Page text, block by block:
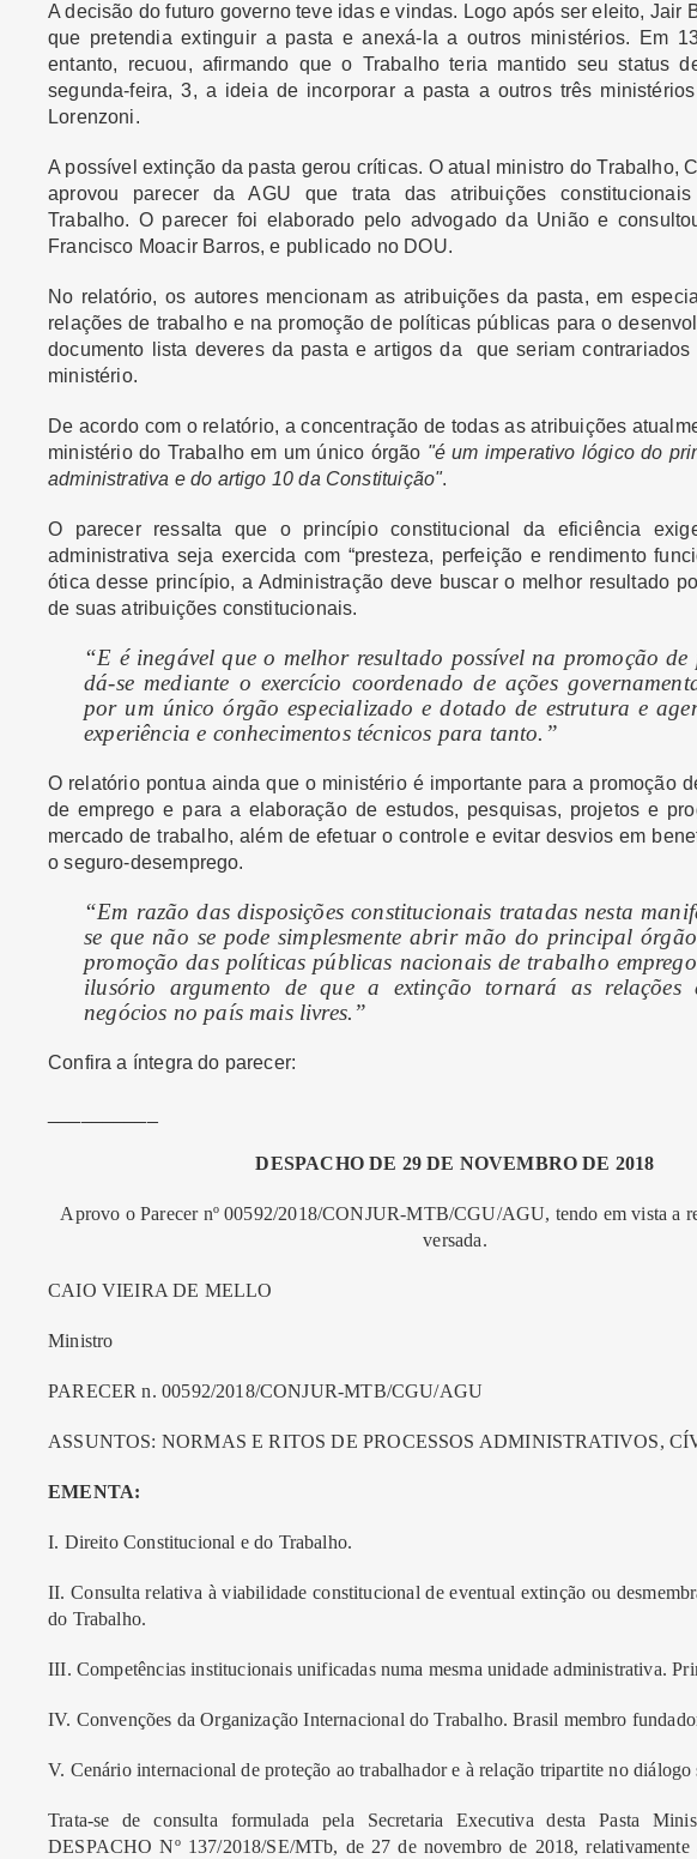
A decisão do futuro governo teve idas e vindas. Logo após ser eleito, Jair
que pretendia extinguir a pasta e anexá-la a outros ministérios. Em
entanto, recuou, afirmando que o Trabalho teria mantido seu status
segunda-feira, 3, a ideia de incorporar a pasta a outros três
Lorenzoni.
A possível extinção da pasta gerou críticas. O atual ministro do Trabalho,
aprovou parecer da AGU que trata das atribuições
Trabalho. O parecer foi elaborado pelo advogado da União e
Francisco Moacir Barros, e publicado no DOU.
No relatório, os autores mencionam as atribuições da pasta, em
relações de trabalho e na promoção de políticas públicas para o
documento lista deveres da pasta e artigos da que seriam
ministério.
De acordo com o relatório, aconcentração de todas as atribuições
ministério do Trabalho em um único órgão "é um imperativo lógico do
administrativa e do artigo 10 da Constituição".
O parecer ressalta que o princípio constitucional da eficiência
administrativa seja exercida com “presteza, perfeição e rendimento
ótica desse princípio, a Administração deve buscar o melhor resultado
de suas atribuições constitucionais.
“E é inegável que o melhor resultado possível na promoção
dá-se mediante o exercício coordenado de ações
por um único órgão especializado e dotado de estrutura e
experiência e conhecimentos técnicos para tanto.”
O relatório pontua ainda que o ministério é importante para a promoção
de emprego e para a elaboração de estudos, pesquisas, projetos e
mercado de trabalho, além de efetuar o controle e evitar desvios em
o seguro-desemprego.
“Em razão das disposições constitucionais tratadas nesta
se que não se pode simplesmente abrir mão do principal
promoção das políticas públicas nacionais de trabalho
ilusório argumento de que a extinção tornará as relações
negócios no país mais livres.”
Confira a íntegra do parecer:
DESPACHO DE 29 DE NOVEMBRO DE 2018
Aprovo o Parecer nº 00592/2018/CONJUR-MTB/CGU/AGU, tendo em vista a
versada.
CAIO VIEIRA DE MELLO
Ministro
PARECER n. 00592/2018/CONJUR-MTB/CGU/AGU
ASSUNTOS: NORMAS E RITOS DE PROCESSOS ADMINISTRATIVOS,
EMENTA:
I. Direito Constitucional e do Trabalho.
II. Consulta relativa à viabilidade constitucional de eventual extinção ou
do Trabalho.
III. Competências institucionais unificadas numa mesma unidade administrativa.
IV. Convenções da Organização Internacional do Trabalho. Brasil membro
V. Cenário internacional de proteção ao trabalhador e à relação tripartite no diálogo
Trata-se de consulta formulada pela Secretaria Executiva desta Pasta
DESPACHO Nº 137/2018/SE/MTb, de 27 de novembro de 2018, relativamente